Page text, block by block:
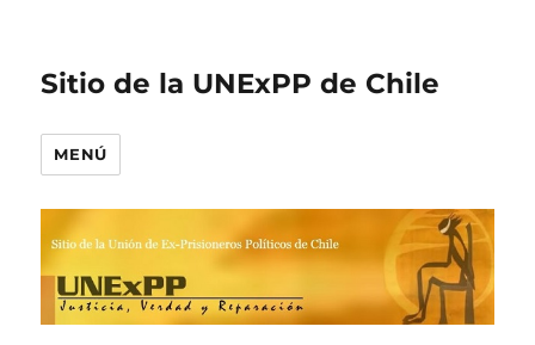
Sitio de la UNExPP de Chile
MENÚ